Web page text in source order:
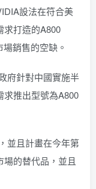
設法在符合美
求打造的A800
銷售的空缺。
府針對中國實施半
推出型號為A800
並且計畫在今年第
的替代品，並且